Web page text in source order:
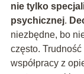
nie tylko
psychicznej.
niezbędne, bo
często.
współpracy z